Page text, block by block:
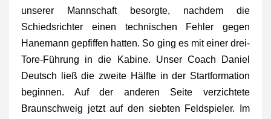
unserer Mannschaft besorgte, nachdem die
Schiedsrichter einen technischen Fehler gegen
Hanemann gepfiffen hatten. So ging es mit einer drei-
Tore-Führung in die Kabine. Unser Coach Daniel
Deutsch ließ die zweite Hälfte in der Startformation
beginnen. Auf der anderen Seite verzichtete
Braunschweig jetzt auf den siebten Feldspieler. Im